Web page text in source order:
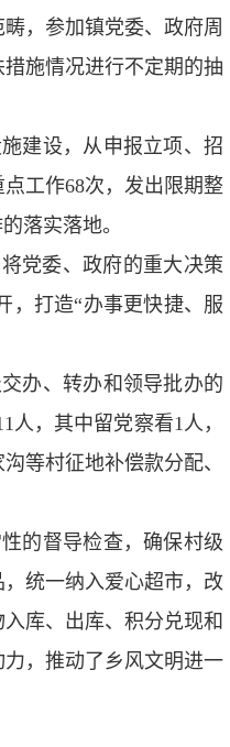
，参加镇党委、政府周
施情况进行不定期的抽
建设，从申报立项、招
工作68次，发出限期整
落实落地。
党委、政府的重大决策
，打造“办事更快捷、服
办、转办和领导批办的
，其中留党察看1人，
等村征地补偿款分配、
的督导检查，确保村级
统一纳入爱心超市，改
库、出库、积分兑现和
，推动了乡风文明进一